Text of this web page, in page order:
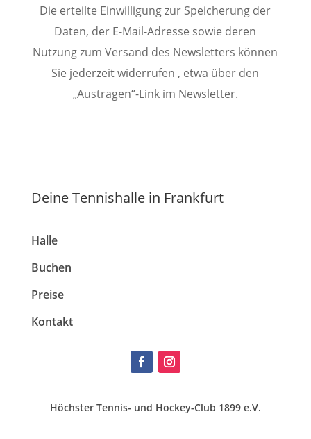
Die erteilte Einwilligung zur Speicherung der
Daten, der E-Mail-Adresse sowie deren
Nutzung zum Versand des Newsletters können
Sie jederzeit widerrufen , etwa über den
„Austragen“-Link im Newsletter.
Deine Tennishalle in Frankfurt
Halle
Buchen
Preise
Kontakt
Höchster Tennis- und Hockey-Club 1899 e.V.